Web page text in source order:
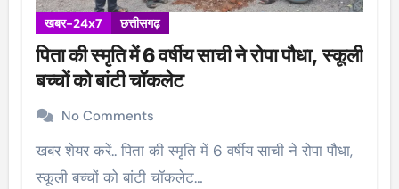
खबर-24x7 छत्तीसगढ़
पिता की स्मृति में 6 वर्षीय साची ने रोपा पौधा, स्कूली
बच्चों को बांटी चॉकलेट
No Comments
खबर शेयर करें.. पिता की स्मृति में 6 वर्षीय साची ने रोपा पौधा,
स्कूली बच्चों को बांटी चॉकलेट…